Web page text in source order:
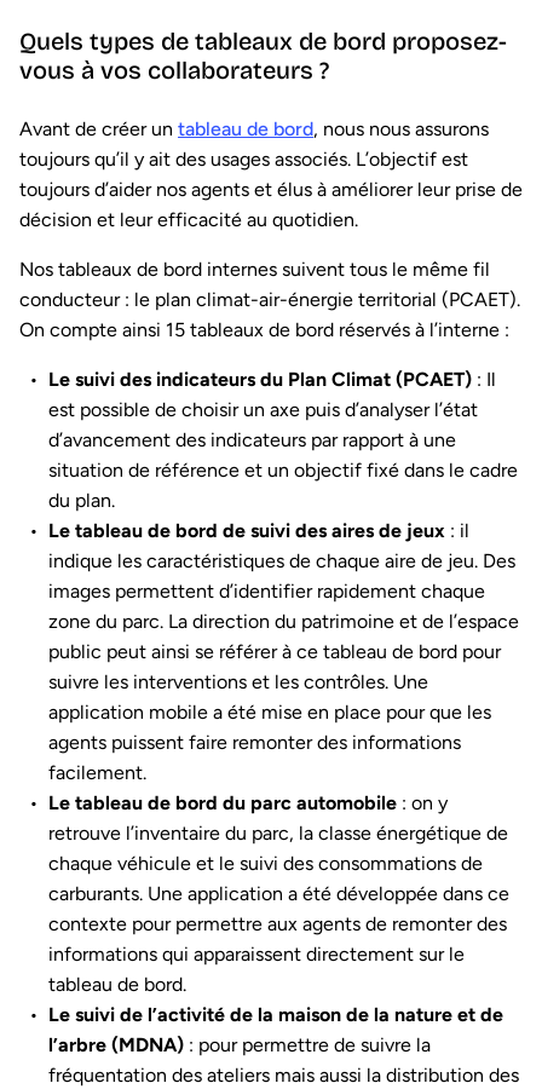
Quels types de tableaux de bord proposez-
vous à vos collaborateurs ?
Avant de créer un tableau de bord, nous nous assurons
toujours qu’il y ait des usages associés. L’objectif est
toujours d’aider nos agents et élus à améliorer leur prise de
décision et leur efficacité au quotidien.
Nos tableaux de bord internes suivent tous le même fil
conducteur : le plan climat-air-énergie territorial (PCAET).
On compte ainsi 15 tableaux de bord réservés à l’interne :
Le suivi des indicateurs du Plan Climat (PCAET) : Il
est possible de choisir un axe puis d’analyser l’état
d’avancement des indicateurs par rapport à une
situation de référence et un objectif fixé dans le cadre
du plan.
Le tableau de bord de suivi des aires de jeux : il
indique les caractéristiques de chaque aire de jeu. Des
images permettent d’identifier rapidement chaque
zone du parc. La direction du patrimoine et de l’espace
public peut ainsi se référer à ce tableau de bord pour
suivre les interventions et les contrôles. Une
application mobile a été mise en place pour que les
agents puissent faire remonter des informations
facilement.
Le tableau de bord du parc automobile : on y
retrouve l’inventaire du parc, la classe énergétique de
chaque véhicule et le suivi des consommations de
carburants. Une application a été développée dans ce
contexte pour permettre aux agents de remonter des
informations qui apparaissent directement sur le
tableau de bord.
Le suivi de l’activité de la maison de la nature et de
l’arbre (MDNA) : pour permettre de suivre la
fréquentation des ateliers mais aussi la distribution des